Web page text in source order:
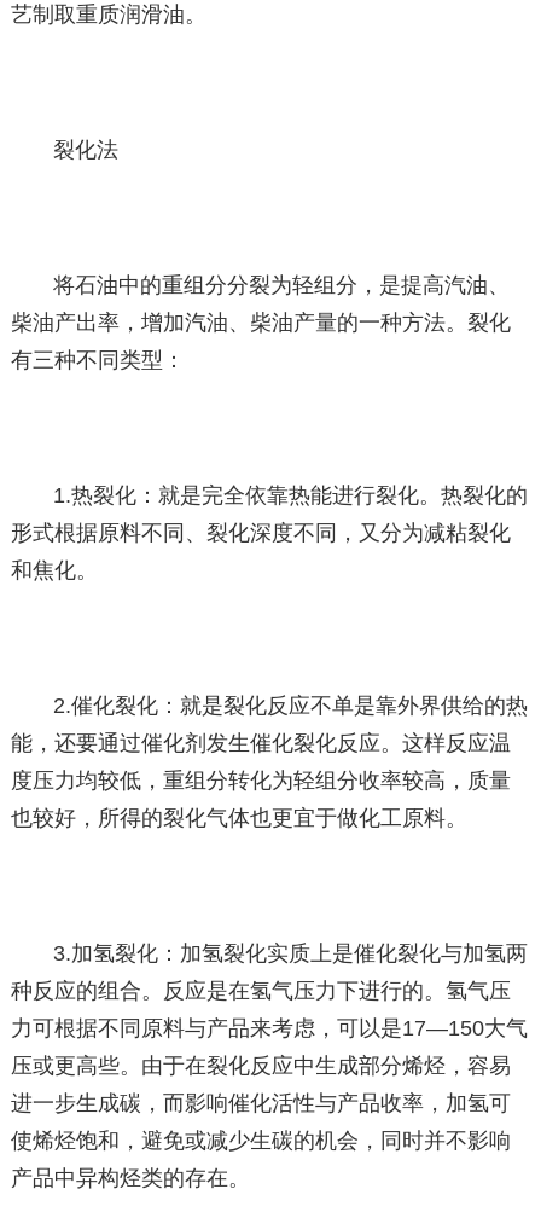
艺制取重质润滑油。
裂化法
将石油中的重组分分裂为轻组分，是提高汽油、
柴油产出率，增加汽油、柴油产量的一种方法。裂化
有三种不同类型：
1.热裂化：就是完全依靠热能进行裂化。热裂化的
形式根据原料不同、裂化深度不同，又分为减粘裂化
和焦化。
2.催化裂化：就是裂化反应不单是靠外界供给的热
能，还要通过催化剂发生催化裂化反应。这样反应温
度压力均较低，重组分转化为轻组分收率较高，质量
也较好，所得的裂化气体也更宜于做化工原料。
3.加氢裂化：加氢裂化实质上是催化裂化与加氢两
种反应的组合。反应是在氢气压力下进行的。氢气压
力可根据不同原料与产品来考虑，可以是17—150大气
压或更高些。由于在裂化反应中生成部分烯烃，容易
进一步生成碳，而影响催化活性与产品收率，加氢可
使烯烃饱和，避免或减少生碳的机会，同时并不影响
产品中异构烃类的存在。